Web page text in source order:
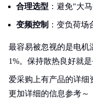
合理选型 ：避免"大
变频控制 ：变负荷场
最容易被忽视的是电
1%。保持散热良好就是
爱采购上有产品的详细
更加详细的信息参考～